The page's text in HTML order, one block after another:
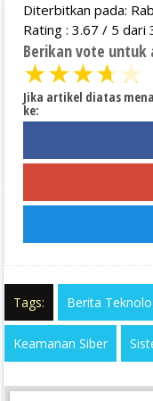
Diterbitkan pada:
Rating : 3.67 / 5 dari
Berikan vote untuk
★★★★★
Jika artikel diatas
ke:
Tags: Berita
Keamanan Siber